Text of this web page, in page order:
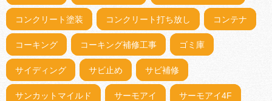
コンクリート塗装 コンクリート打ち放し コンテナ
コーキング コーキング補修工事 ゴミ庫
サイディング サビ止め サビ補修
サンカットマイルド サーモアイ サーモアイ4F